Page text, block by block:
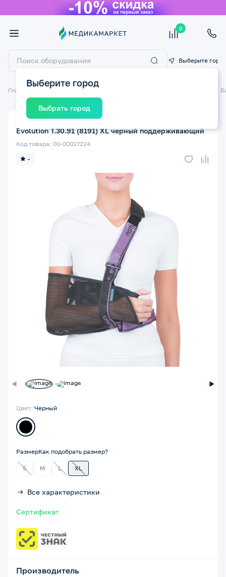
0
Выберите город
Выберите город
Выбрать город
Главная Ортопедические изделия
-
Код товара: 00-00027224
Evolution Т.30.91 (8191) XL черный поддерживающий
Цвет: Черный
РазмерКак подобрать размер?
S M L XL
Все характеристики
Сертификат
Производитель